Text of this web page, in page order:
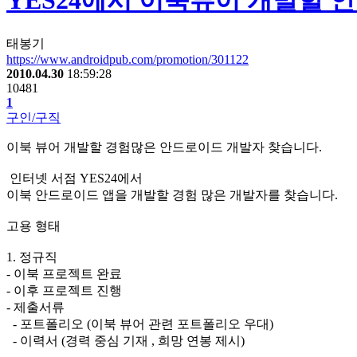
태봉기
https://www.androidpub.com/promotion/301122
2010.04.30 18:59:28
10481
1
구인/구직
이북 뷰어 개발할 경험많은 안드로이드 개발자 찾습니다.
인터넷 서점 YES24에서
이북 안드로이드 앱을 개발할 경험 많은 개발자를 찾습니다.
고용 형태
1. 정규직
- 이북 프로젝트 완료
- 이후 프로젝트 진행
- 제출서류
- 포트폴리오 (이북 뷰어 관련 포트폴리오 우대)
- 이력서 (경력 중심 기재 , 희망 연봉 제시)